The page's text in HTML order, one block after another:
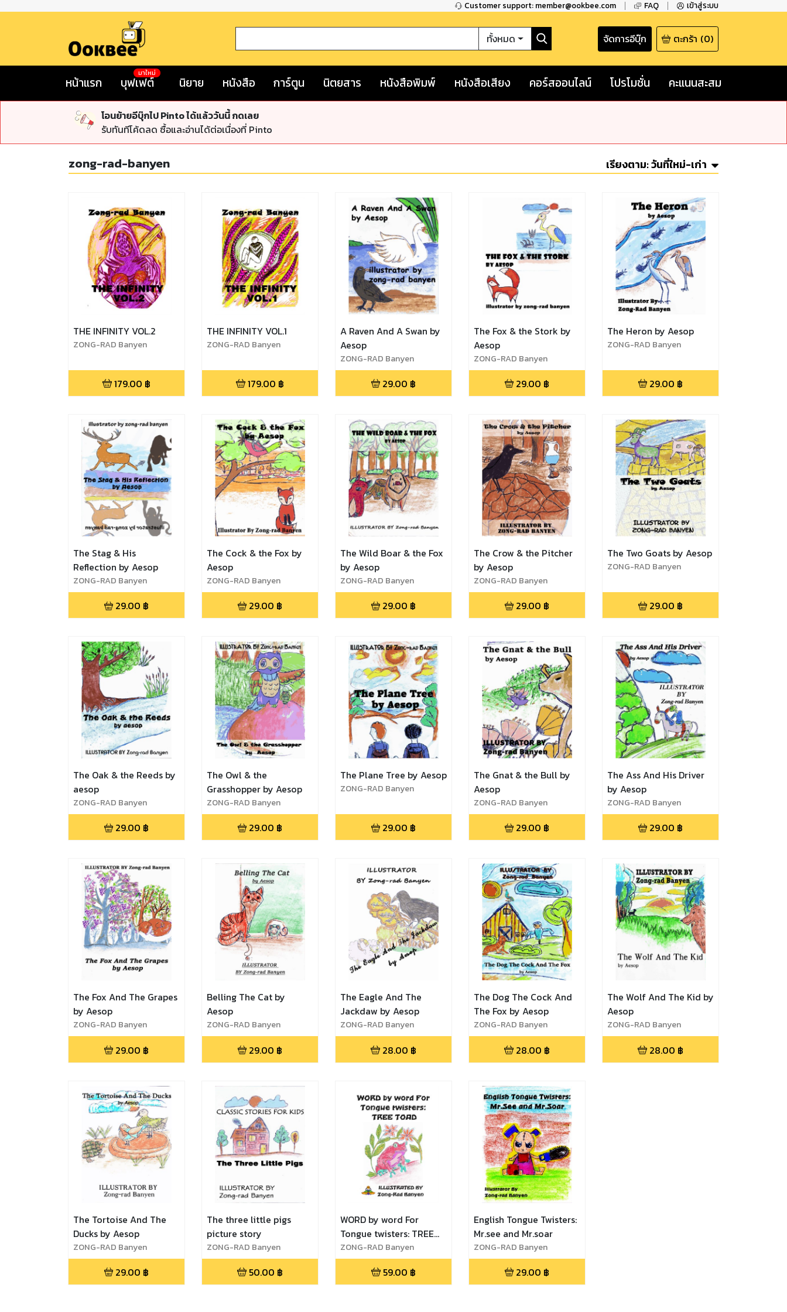
Customer support: member@ookbee.com FAQ เข้าสู่ระบบ
ทั้งหมด จัดการอีบุ๊ก ตะกร้า (0)
หน้าแรก บุฟเฟต์
มาใหม่
นิยาย หนังสือ การ์ตูน นิตยสาร หนังสือพิมพ์ หนังสือเสียง คอร์สออนไลน์ โปรโมชั่น คะแนนสะสม
โอนย้ายอีบุ๊กไป Pinto ได้แล้ววันนี้ กดเลย
รับทันทีโค้ดลด ซื้อและอ่านได้ต่อเนื่องที่ Pinto
zong-rad-banyen เรียงตาม:วันที่ใหม่-เก่า
THE INFINITY VOL.2
ZONG-RAD Banyen
179.00 ฿
THE INFINITY VOL.1
ZONG-RAD Banyen
179.00 ฿
A Raven And A Swan by
Aesop
ZONG-RAD Banyen
29.00 ฿
The Fox & the Stork by
Aesop
ZONG-RAD Banyen
29.00 ฿
The Heron by Aesop
ZONG-RAD Banyen
29.00 ฿
The Stag & His
Reflection by Aesop
ZONG-RAD Banyen
29.00 ฿
The Cock & the Fox by
Aesop
ZONG-RAD Banyen
29.00 ฿
The Wild Boar & the Fox
by Aesop
ZONG-RAD Banyen
29.00 ฿
The Crow & the Pitcher
by Aesop
ZONG-RAD Banyen
29.00 ฿
The Two Goats by Aesop
ZONG-RAD Banyen
29.00 ฿
The Oak & the Reeds by
aesop
ZONG-RAD Banyen
29.00 ฿
The Owl & the
Grasshopper by Aesop
ZONG-RAD Banyen
29.00 ฿
The Plane Tree by Aesop
ZONG-RAD Banyen
29.00 ฿
The Gnat & the Bull by
Aesop
ZONG-RAD Banyen
29.00 ฿
The Ass And His Driver
by Aesop
ZONG-RAD Banyen
29.00 ฿
The Fox And The Grapes
by Aesop
ZONG-RAD Banyen
29.00 ฿
Belling The Cat by
Aesop
ZONG-RAD Banyen
29.00 ฿
The Eagle And The
Jackdaw by Aesop
ZONG-RAD Banyen
28.00 ฿
The Dog The Cock And
The Fox by Aesop
ZONG-RAD Banyen
28.00 ฿
The Wolf And The Kid by
Aesop
ZONG-RAD Banyen
28.00 ฿
The Tortoise And The
Ducks by Aesop
ZONG-RAD Banyen
29.00 ฿
The three little pigs
picture story
ZONG-RAD Banyen
50.00 ฿
WORD by word For
Tongue twisters: TREE
TOAD
ZONG-RAD Banyen
59.00 ฿
English Tongue Twisters:
Mr.see and Mr.soar
ZONG-RAD Banyen
29.00 ฿